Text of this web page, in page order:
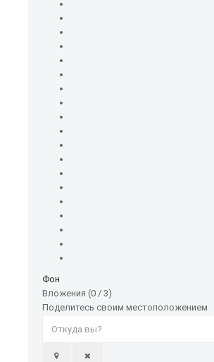
Фон
Вложения (0 / 3)
Поделитесь своим местоположением